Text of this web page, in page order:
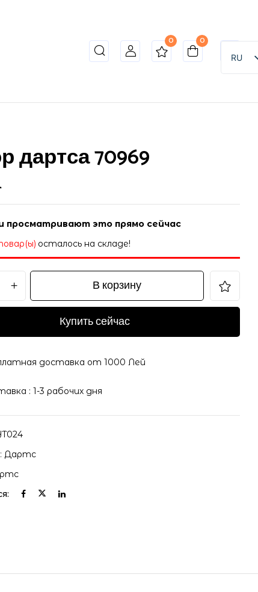
0 0
RU
дартса 70969
просматривают это прямо сейчас
осталось на складе!
В корзину
Купить сейчас
доставка от 1000 Лей
: 1-3 рабочих дня
Дартс
“Набор дартса 70969”
адрес сайта в этом браузере для последующих